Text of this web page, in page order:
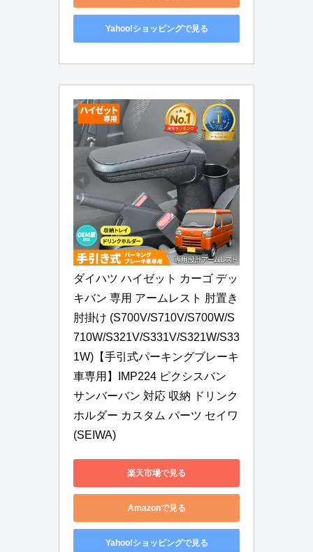
Yahoo!ショッピングで見る
ダイハツ ハイゼット カーゴ デッ
キバン 専用 アームレスト 肘置き
肘掛け (S700V/S710V/S700W/S
710W/S321V/S331V/S321W/S33
1W)【手引式パーキングブレーキ
車専用】IMP224 ピクシスバン
サンバーバン 対応 収納 ドリンク
ホルダー カスタム パーツ セイワ
(SEIWA)
楽天市場で見る
Amazonで見る
Yahoo!ショッピングで見る